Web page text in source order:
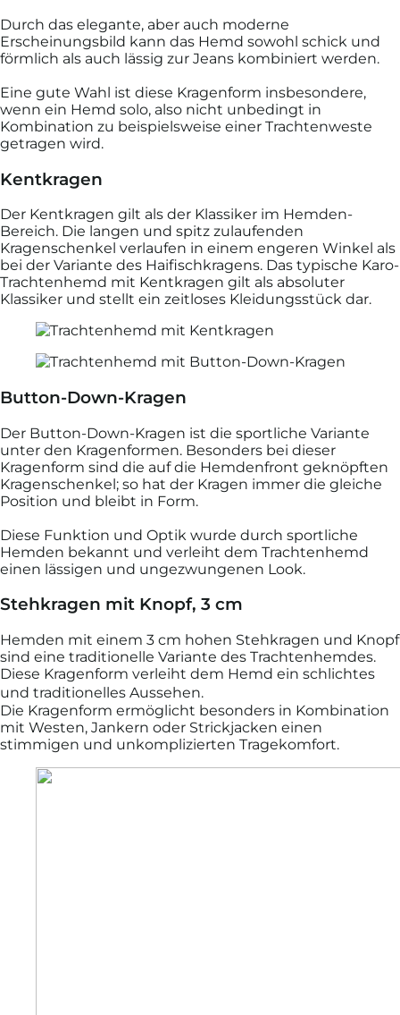
Durch das elegante, aber auch moderne
Erscheinungsbild kann das Hemd sowohl schick und
förmlich als auch lässig zur Jeans kombiniert werden.
Eine gute Wahl ist diese Kragenform insbesondere,
wenn ein Hemd solo, also nicht unbedingt in
Kombination zu beispielsweise einer Trachtenweste
getragen wird.
Kentkragen
Der Kentkragen gilt als der Klassiker im Hemden-
Bereich. Die langen und spitz zulaufenden
Kragenschenkel verlaufen in einem engeren Winkel als
bei der Variante des Haifischkragens. Das typische Karo-
Trachtenhemd mit Kentkragen gilt als absoluter
Klassiker und stellt ein zeitloses Kleidungsstück dar.
Button-Down-Kragen
Der Button-Down-Kragen ist die sportliche Variante
unter den Kragenformen. Besonders bei dieser
Kragenform sind die auf die Hemdenfront geknöpften
Kragenschenkel; so hat der Kragen immer die gleiche
Position und bleibt in Form.
Diese Funktion und Optik wurde durch sportliche
Hemden bekannt und verleiht dem Trachtenhemd
einen lässigen und ungezwungenen Look.
Stehkragen mit Knopf, 3 cm
Hemden mit einem 3 cm hohen Stehkragen und Knopf
sind eine traditionelle Variante des Trachtenhemdes.
Diese Kragenform verleiht dem Hemd ein schlichtes
und traditionelles Aussehen.
Die Kragenform ermöglicht besonders in Kombination
mit Westen, Jankern oder Strickjacken einen
stimmigen und unkomplizierten Tragekomfort.